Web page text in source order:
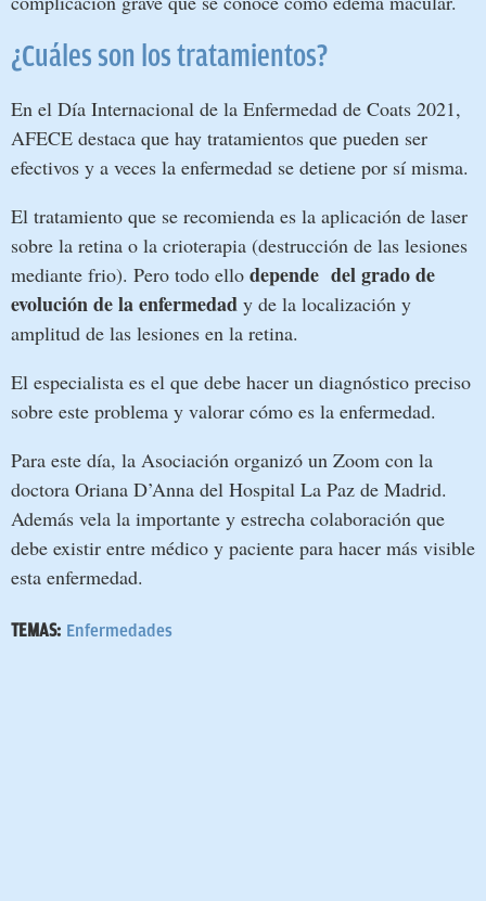
¿Cuáles son los tratamientos?
En el Día Internacional de la Enfermedad de Coats 2021,
AFECE destaca que hay tratamientos que pueden ser
efectivos y a veces la enfermedad se detiene por sí misma.
El tratamiento que se recomienda es la aplicación de laser
sobre la retina o la crioterapia (destrucción de las lesiones
mediante frio). Pero todo ello depende del grado de
evolución de la enfermedad y de la localización y
amplitud de las lesiones en la retina.
El especialista es el que debe hacer un diagnóstico preciso
sobre este problema y valorar cómo es la enfermedad.
Para este día, la Asociación organizó un Zoom con la
doctora Oriana D’Anna del Hospital La Paz de Madrid.
Además vela la importante y estrecha colaboración que
debe existir entre médico y paciente para hacer más visible
esta enfermedad.
TEMAS: Enfermedades